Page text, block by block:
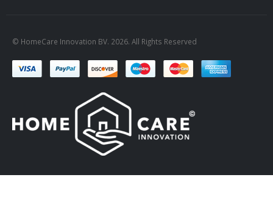
© HomeCare Innovation BV. 2026. All Rights Reserved